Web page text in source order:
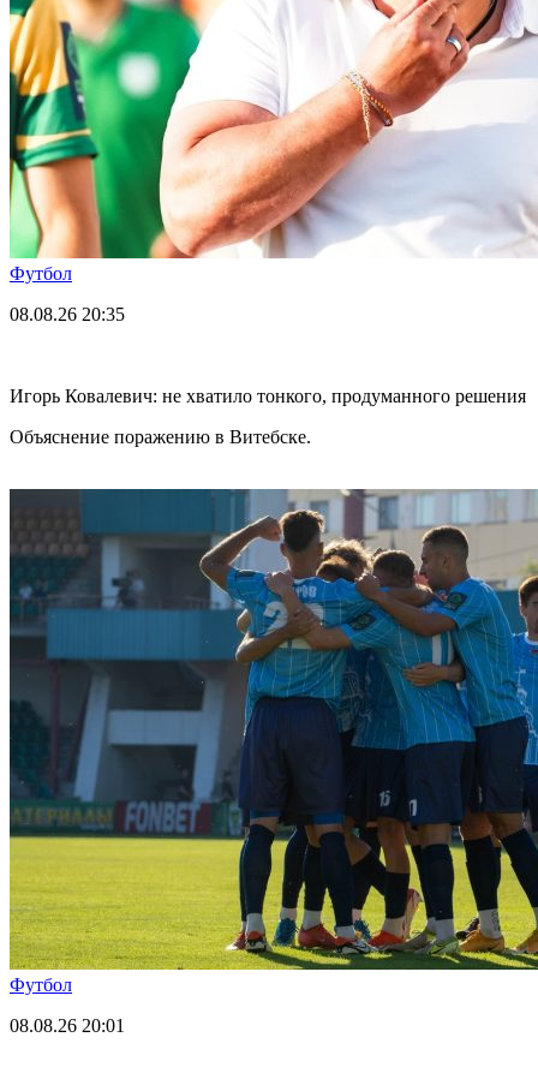
Футбол
08.08.26 20:35
Игорь Ковалевич: не хватило тонкого, продуманного решения
Объяснение поражению в Витебске.
Футбол
08.08.26 20:01